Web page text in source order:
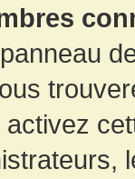
activez